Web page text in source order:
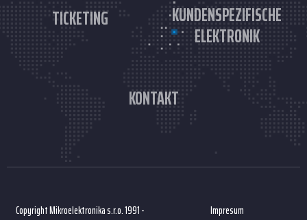
TICKETING KUNDENSPEZIFISCHE
ELEKTRONIK
KONTAKT
Copyright Mikroelektronika s.r.o. 1991 -
Impresum